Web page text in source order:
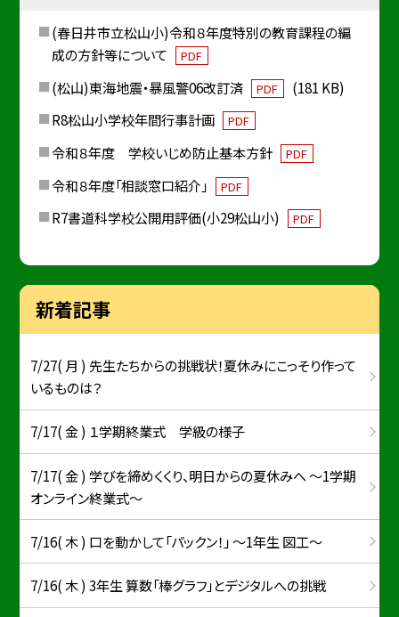
(春日井市立松山小)令和８年度特別の教育課程の編
成の方針等について
PDF
(松山)東海地震・暴風警06改訂済 PDF
(181 KB)
R8松山小学校年間行事計画
PDF
令和８年度 学校いじめ防止基本方針 PDF
令和８年度「相談窓口紹介」 PDF
R7書道科学校公開用評価(小29松山小) PDF
新着記事
7/27( 月 ) 先生たちからの挑戦状！夏休みにこっそり作って
いるものは？
7/17( 金 ) １学期終業式 学級の様子
7/17( 金 ) 学びを締めくくり、明日からの夏休みへ ～1学期
オンライン終業式～
7/16( 木 ) 口を動かして「パックン！」 ～1年生 図工～
7/16( 木 ) 3年生 算数「棒グラフ」とデジタルへの挑戦